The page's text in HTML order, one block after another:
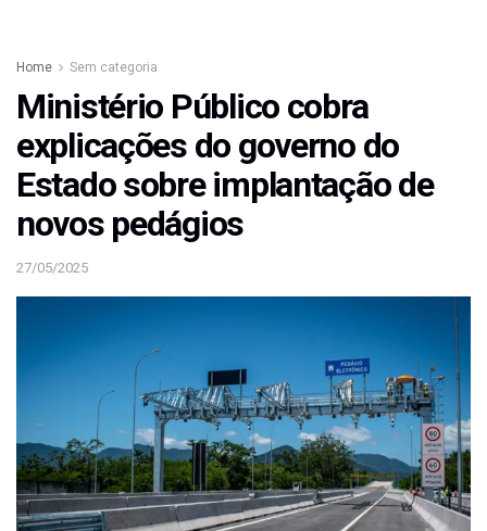
Home Sem categoria
Ministério Público cobra
explicações do governo do
Estado sobre implantação de
novos pedágios
27/05/2025